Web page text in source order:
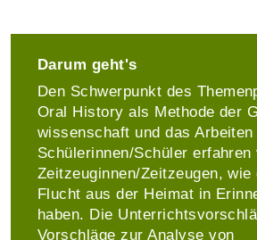
Darum geht's
Den Schwerpunkt des
Oral History als Methode der
wissen­schaft und das
Schülerinnen/Schüler erfahren
Zeitzeuginnen/Zeitzeugen, wie
Flucht aus der Heimat in
haben. Die
Vorschläge zur Analyse von